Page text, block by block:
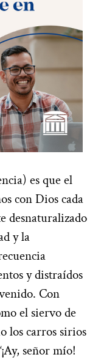
es que el
con Dios cada
desnaturalizado
y la
y distraídos
Con
el siervo de
los carros sirios
señor mío!